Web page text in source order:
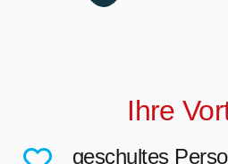
Ihre
geschultes